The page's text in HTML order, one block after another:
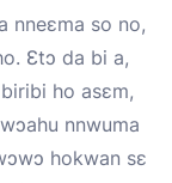
nneɛma so no,
Ɛtɔ da bi a,
ho asɛm,
nnwuma
hokwan sɛ